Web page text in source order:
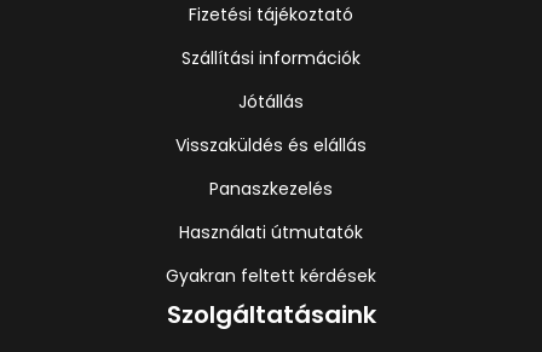
Fizetési tájékoztató
Szállítási információk
Jótállás
Visszaküldés és elállás
Panaszkezelés
Használati útmutatók
Gyakran feltett kérdések
Szolgáltatásaink